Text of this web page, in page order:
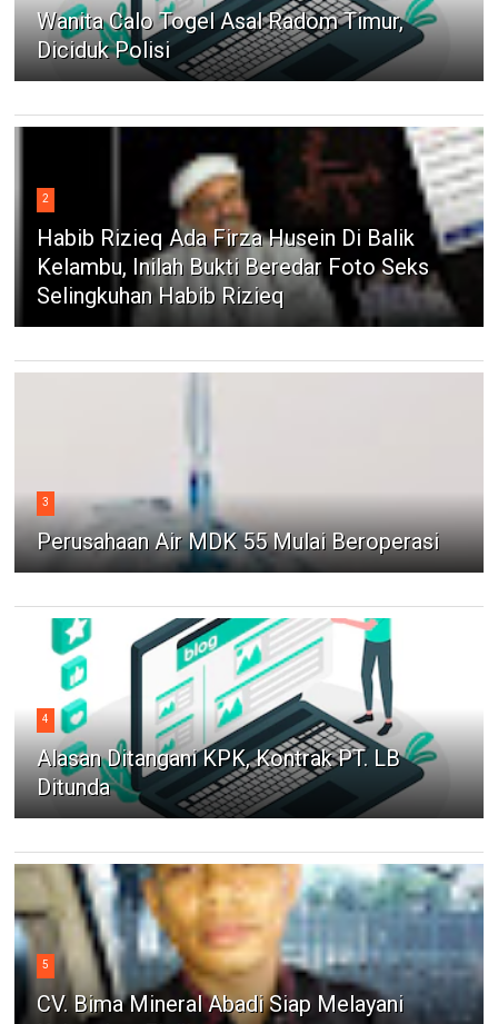
Wanita Calo Togel Asal Radom Timur,
Diciduk Polisi
2
Habib Rizieq Ada Firza Husein Di Balik
Kelambu, Inilah Bukti Beredar Foto Seks
Selingkuhan Habib Rizieq
3
Perusahaan Air MDK 55 Mulai Beroperasi
4
Alasan Ditangani KPK, Kontrak PT. LB
Ditunda
5
CV. Bima Mineral Abadi Siap Melayani